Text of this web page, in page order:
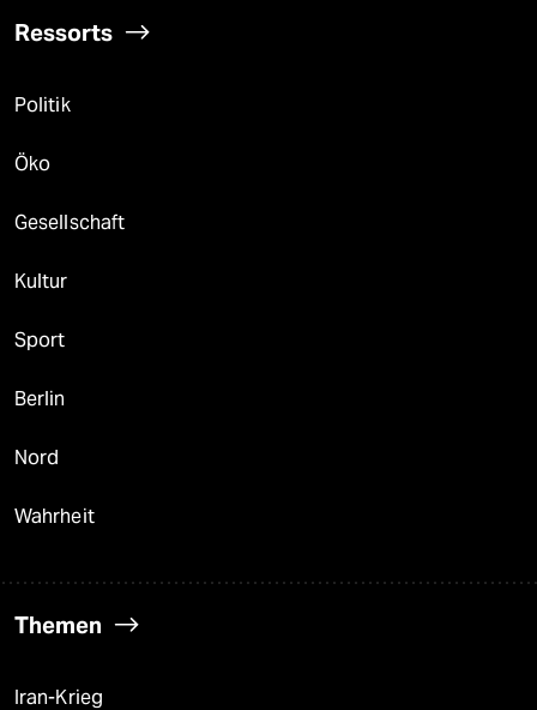
Ressorts
Politik
Öko
Gesellschaft
Kultur
Sport
Berlin
Nord
Wahrheit
Themen
Iran-Krieg